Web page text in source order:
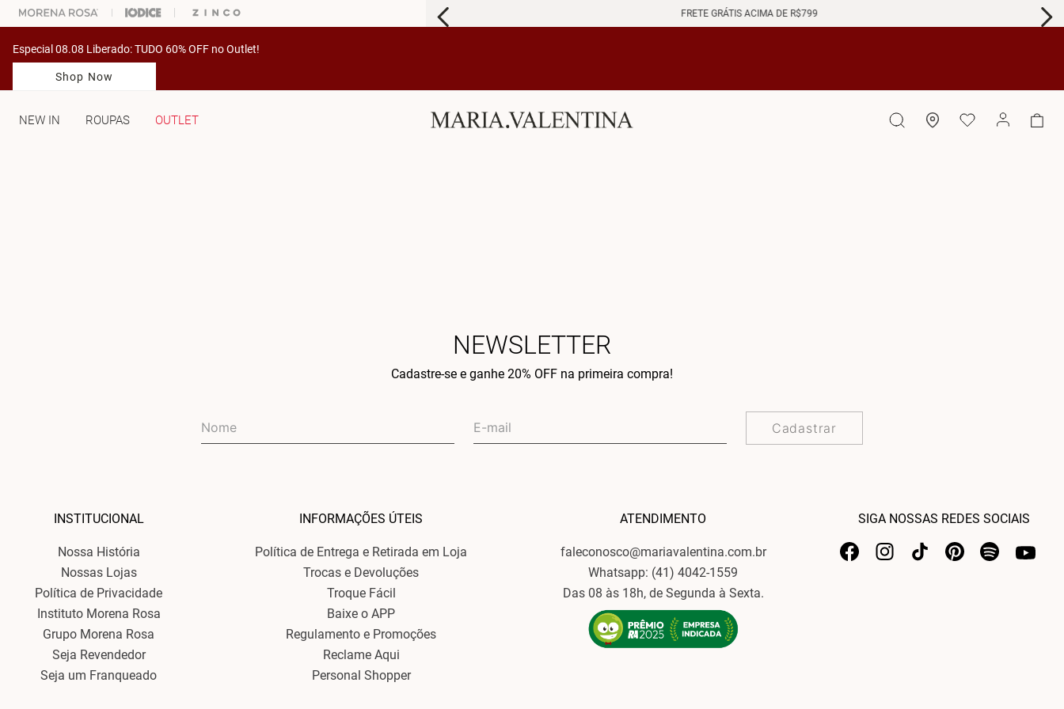
ESCOLHER SEU LOOK? FALE COM NOSSA PERSONAL SHOPPER. FRETE GRÁTIS ACIMA DE R$799
Especial 08.08 Liberado: TUDO 60% OFF no Outlet!
Shop Now
NEW IN ROUPAS OUTLET
NEWSLETTER
Cadastre-se e ganhe 20% OFF na primeira compra!
Cadastrar
INSTITUCIONAL
Nossa História
Nossas Lojas
Política de Privacidade
Instituto Morena Rosa
Grupo Morena Rosa
Seja Revendedor
Seja um Franqueado
INFORMAÇÕES ÚTEIS
Política de Entrega e Retirada em Loja
Trocas e Devoluções
Troque Fácil
Baixe o APP
Regulamento e Promoções
Reclame Aqui
Personal Shopper
ATENDIMENTO
faleconosco@mariavalentina.com.br
Whatsapp: (41) 4042-1559
Das 08 às 18h, de Segunda à Sexta.
SIGA NOSSAS REDES SOCIAIS